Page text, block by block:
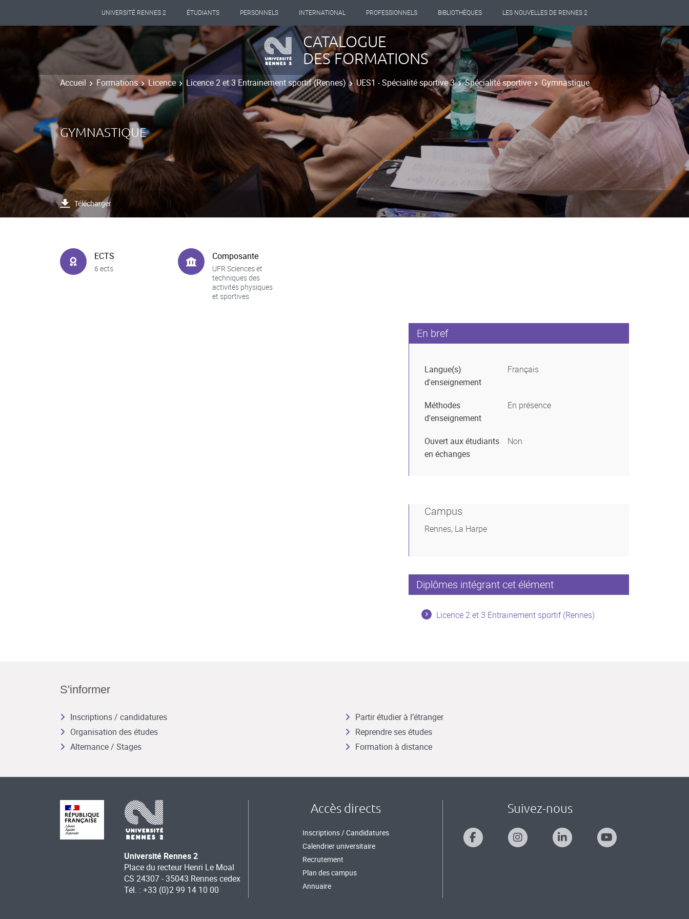
UNIVERSITÉ RENNES 2 ÉTUDIANTS PERSONNELS INTERNATIONAL PROFESSIONNELS BIBLIOTHÈQUES LES NOUVELLES DE RENNES 2
CATALOGUE
DES FORMATIONS
Accueil Formations Licence Licence 2 et 3 Entrainement sportif (Rennes) UES1 - Spécialité sportive 3 Spécialité sportive Gymnastique
GYMNASTIQUE
Télécharger
ECTS
6 ects
Composante
UFR Sciences et
techniques des
activités physiques
et sportives
En bref
Langue(s)
d'enseignement
Français
Méthodes
d'enseignement
En présence
Ouvert aux étudiants
en échanges
Non
Campus
Rennes, La Harpe
Diplômes intégrant cet élément
Licence 2 et 3 Entrainement sportif (Rennes)
S'informer
Inscriptions / candidatures
Organisation des études
Alternance / Stages
Partir étudier à l’étranger
Reprendre ses études
Formation à distance
Université Rennes 2
Place du recteur Henri Le Moal
CS 24307 - 35043 Rennes cedex
Tél. : +33 (0)2 99 14 10 00
Accès directs
Inscriptions / Candidatures
Calendrier universitaire
Recrutement
Plan des campus
Annuaire
Suivez-nous